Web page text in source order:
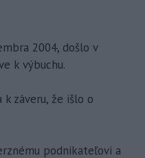
2004, došlo v
k výbuchu.
záveru, že išlo o
podnikateľovi a